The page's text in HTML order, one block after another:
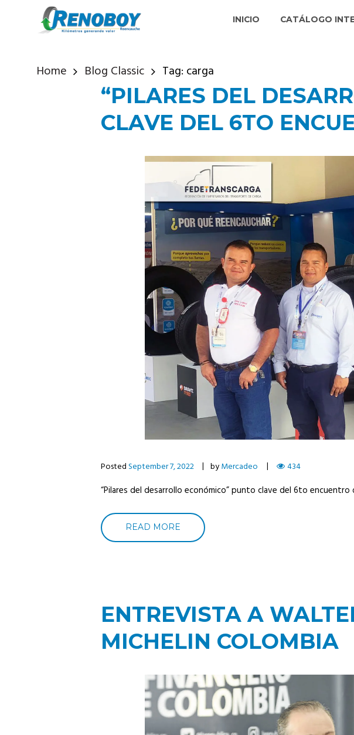
INICIO CATÁLOGO
Home Blog Classic Tag: carga
“PILARES DEL
CLAVE DEL 6TO
PostedSeptember 7, 2022 byMercadeo 434
“Pilares del desarrollo económico” punto clave del 6to encuentro
READ MORE
ENTREVISTA A
MICHELIN COLOMBIA